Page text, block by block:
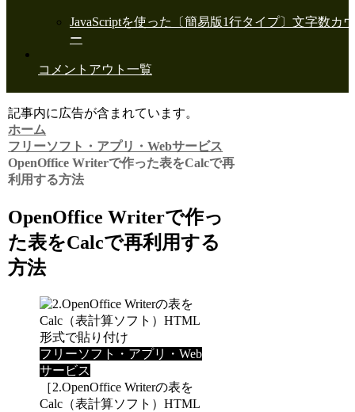
JavaScriptを使った〔簡易版1行タイプ〕文字数カ
ー
コメントアウト一覧
記事内に広告が含まれています。
ホーム
フリーソフト・アプリ・Webサービス
OpenOffice Writerで作った表をCalcで再
利用する方法
OpenOffice Writerで作っ
た表をCalcで再利用する
方法
フリーソフト・アプリ・Web
サービス
［2.OpenOffice Writerの表を
Calc（表計算ソフト）HTML